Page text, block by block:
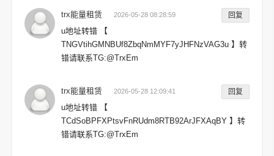
trx能量租赁 2026-05-28 08:28:59 回复
u地址转错 【
TNGVtihGMNBUf8ZbqNmMYF7yJHFNzVAG3u 】转
错请联系TG:@TrxEm
trx能量租赁 2026-05-28 12:09:41 回复
u地址转错 【
TCdSoBPFXPtsvFnRUdm8RTB92ArJFXAqBY 】转
错请联系TG:@TrxEm